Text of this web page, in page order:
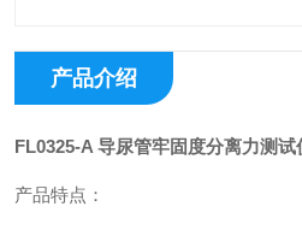
产品介绍
FL0325-A 导尿管牢固度分离力测试
产品特点：